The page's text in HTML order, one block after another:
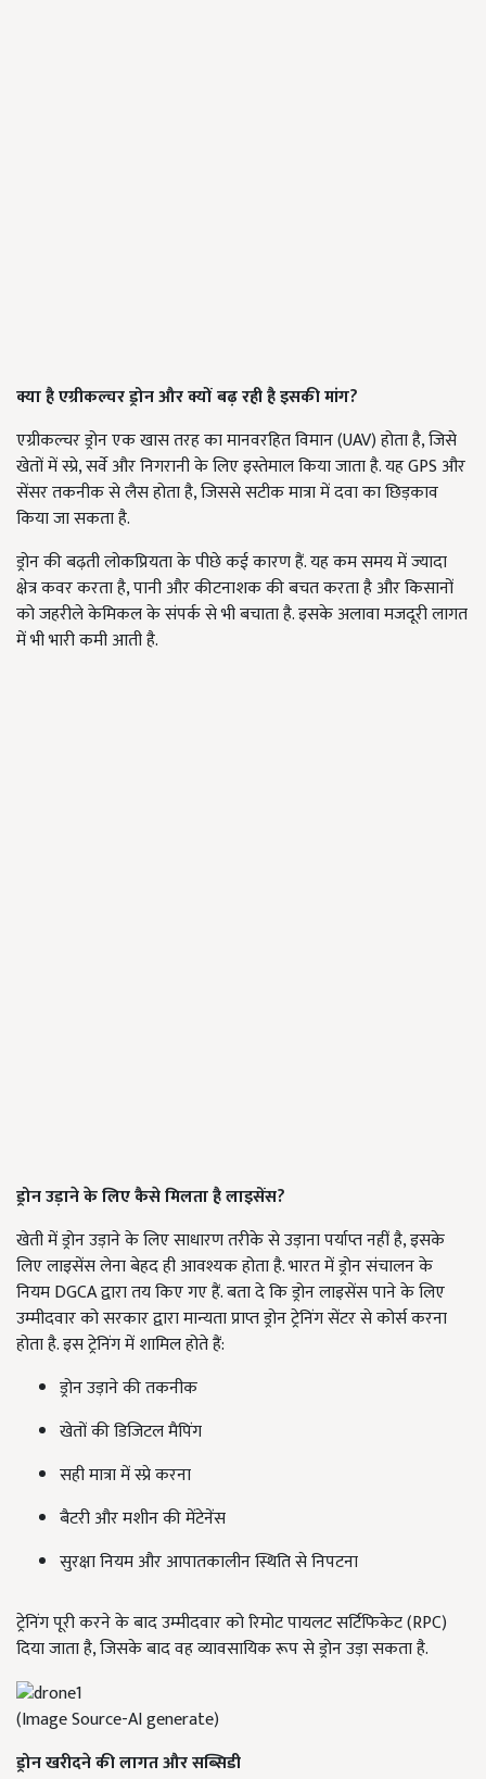
क्या है एग्रीकल्चर ड्रोन और क्यों बढ़ रही है इसकी मांग?
एग्रीकल्चर ड्रोन एक खास तरह का मानवरहित विमान (UAV) होता है, जिसे
खेतों में स्प्रे, सर्वे और निगरानी के लिए इस्तेमाल किया जाता है. यह GPS और
सेंसर तकनीक से लैस होता है, जिससे सटीक मात्रा में दवा का छिड़काव
किया जा सकता है.
ड्रोन की बढ़ती लोकप्रियता के पीछे कई कारण हैं. यह कम समय में ज्यादा
क्षेत्र कवर करता है, पानी और कीटनाशक की बचत करता है और किसानों
को जहरीले केमिकल के संपर्क से भी बचाता है. इसके अलावा मजदूरी लागत
में भी भारी कमी आती है.
ड्रोन उड़ाने के लिए कैसे मिलता है लाइसेंस?
खेती में ड्रोन उड़ाने के लिए साधारण तरीके से उड़ाना पर्याप्त नहीं है, इसके
लिए लाइसेंस लेना बेहद ही आवश्यक होता है. भारत में ड्रोन संचालन के
नियम DGCA द्वारा तय किए गए हैं. बता दे कि ड्रोन लाइसेंस पाने के लिए
उम्मीदवार को सरकार द्वारा मान्यता प्राप्त ड्रोन ट्रेनिंग सेंटर से कोर्स करना
होता है. इस ट्रेनिंग में शामिल होते हैं:
ड्रोन उड़ाने की तकनीक
खेतों की डिजिटल मैपिंग
सही मात्रा में स्प्रे करना
बैटरी और मशीन की मेंटेनेंस
सुरक्षा नियम और आपातकालीन स्थिति से निपटना
ट्रेनिंग पूरी करने के बाद उम्मीदवार को रिमोट पायलट सर्टिफिकेट (RPC)
दिया जाता है, जिसके बाद वह व्यावसायिक रूप से ड्रोन उड़ा सकता है.
(Image Source-AI generate)
ड्रोन खरीदने की लागत और सब्सिडी